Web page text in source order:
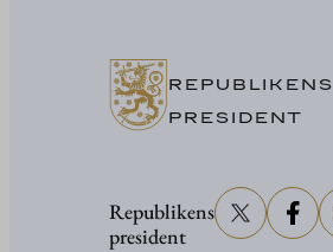
REPUBLIKENS
PRESIDENT
Republikens
president